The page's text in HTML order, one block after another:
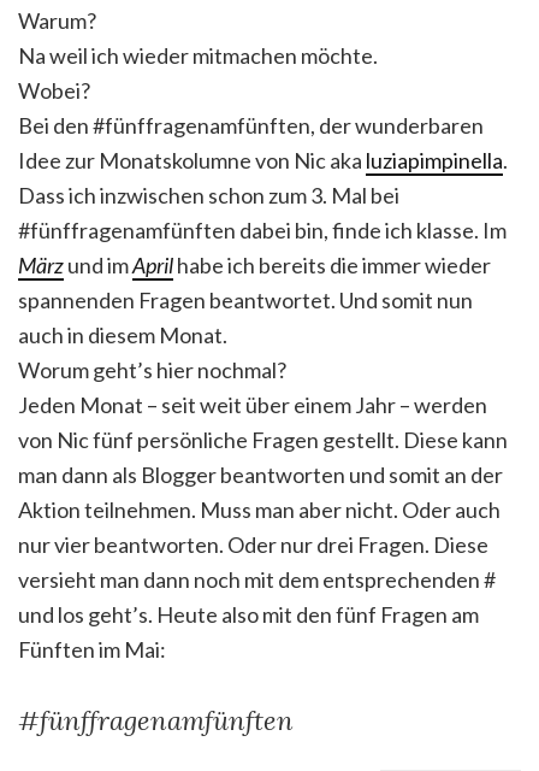
Warum?
Na weil ich wieder mitmachen möchte.
Wobei?
Bei den #fünffragenamfünften, der wunderbaren
Idee zur Monatskolumne von Nic aka luziapimpinella.
Dass ich inzwischen schon zum 3. Mal bei
#fünffragenamfünften dabei bin, finde ich klasse. Im
Märzund imAprilhabe ich bereits die immer wieder
spannenden Fragen beantwortet. Und somit nun
auch in diesem Monat.
Worum geht’s hier nochmal?
Jeden Monat – seit weit über einem Jahr – werden
von Nic fünf persönliche Fragen gestellt. Diese kann
man dann als Blogger beantworten und somit an der
Aktion teilnehmen. Muss man aber nicht. Oder auch
nur vier beantworten. Oder nur drei Fragen. Diese
versieht man dann noch mit dem entsprechenden #
und los geht’s. Heute also mit den fünf Fragen am
Fünften im Mai:
#fünffragenamfünften